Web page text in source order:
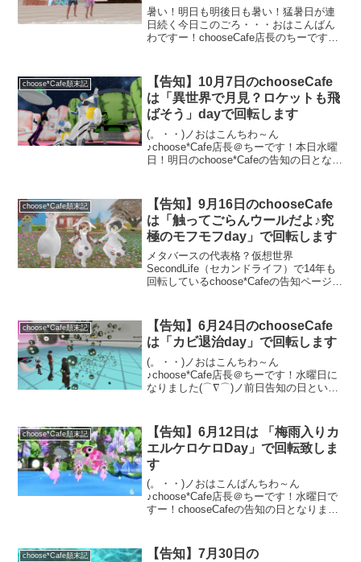
転です
暑い！明日も明後日も暑い！猛暑日が連
日続く今日このごろ・・・おはこんばん
わですー！chooseCafe店長のちーです！
知を致します！明日7月23日（木）は「海
開き！浜茶屋...
choose*Cafe顛末記
【告知】10月7日のchooseCafe
は「異世界で月見？ロケットも飛
ばそう」dayで回転します
(。・・)ノおはこんちわ～ん
♪choose*Cafe店長＠ちーです！本日水曜
日！明日のchoose*Cafeの告知の日となり
見？ロケットも飛ばそう」dayという感...
choose*Cafe顛末記
【告知】9月16日のchooseCafe
は「触ってごらんウールだよ♪究
極のモフモフday」で回転します
メタバースの代表格？仮想世界
SecondLife（セカンドライフ）で14年も
回転しているchoose*Cafeの告知ページで
土産に、みなさんで踊ったりはしゃいだ
りして遊ぼう～という感じで回転しまし
た。もふもふスーツはLaさんが作ってく
れました♪
choose*Cafe顛末記
【告知】6月24日のchooseCafe
は「カビ退治day」で回転します
(。・・)ノおはこんちわ～ん
♪choose*Cafe店長＠ちーです！水曜日に
なりました(⌒∇⌒)ノ前日告知の日という
治day」で回転致します♪「うわぁ～ない
わーエアコン...
choose*Cafe顛末記
【告知】6月12日は 「梅雨入りカ
エルケロケロDay」で回転致しま
す
(。・・)ノおはこんばんちわ～ん
♪choose*Cafe店長＠ちーです！水曜日で
すー！chooseCafeの告知の日となりまし
Day」で回転する事になりま...
choose*Cafe顛末記
【告知】7月30日の